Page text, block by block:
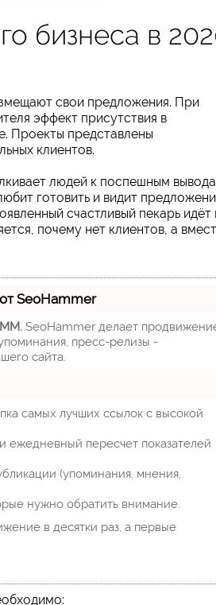
бизнеса в
свои предложения. При
эффект присутствия в
Проекты представлены
клиентов.
людей к поспешным
готовить и видит
счастливый пекарь идёт
почему нет клиентов, а
SeoHammer
SeoHammer делает
пресс-релизы -
сайта.
самых лучших ссылок с высокой
ежедневный пересчет показателей
(упоминания, мнения,
нужно обратить внимание.
в десятки раз, а первые